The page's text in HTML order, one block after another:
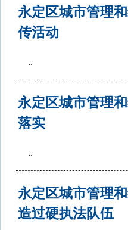
永定区城市管理
传活动
..
永定区城市管理
落实
..
永定区城市管理
造过硬执法队伍